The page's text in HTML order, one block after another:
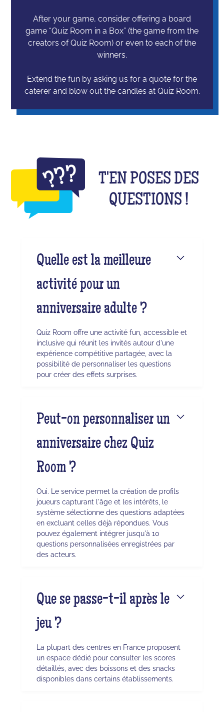
After your game, consider offering a board
game “Quiz Room in a Box” (the game from the
creators of Quiz Room) or even to each of the
winners.
Extend the fun by asking us for a quote for the
caterer and blow out the candles at Quiz Room.
T'EN POSES DES
QUESTIONS !
Quelle est la meilleure
activité pour un
anniversaire adulte ?
Quiz Room offre une activité fun, accessible et
inclusive qui réunit les invités autour d'une
expérience compétitive partagée, avec la
possibilité de personnaliser les questions
pour créer des effets surprises.
Peut-on personnaliser un
anniversaire chez Quiz
Room ?
Oui. Le service permet la création de profils
joueurs capturant l'âge et les intérêts, le
système sélectionne des questions adaptées
en excluant celles déjà répondues. Vous
pouvez également intégrer jusqu'à 10
questions personnalisées enregistrées par
des acteurs.
Que se passe-t-il après le
jeu ?
La plupart des centres en France proposent
un espace dédié pour consulter les scores
détaillés, avec des boissons et des snacks
disponibles dans certains établissements.